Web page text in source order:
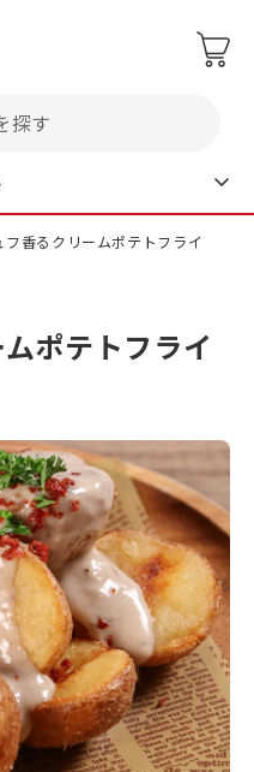
探す
フ香るクリームポテトフライ
ポテトフライ